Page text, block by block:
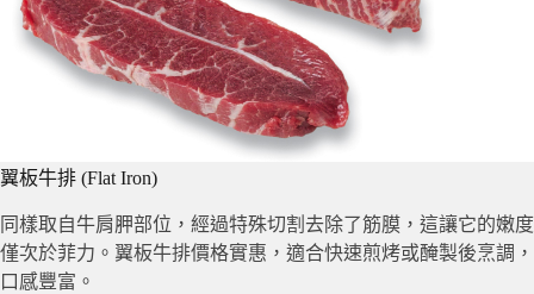
翼板牛排 (Flat Iron)
同樣取自牛肩胛部位，經過特殊切割去除了筋膜，這讓它的嫩度
僅次於菲力。翼板牛排價格實惠，適合快速煎烤或醃製後烹調，
口感豐富。